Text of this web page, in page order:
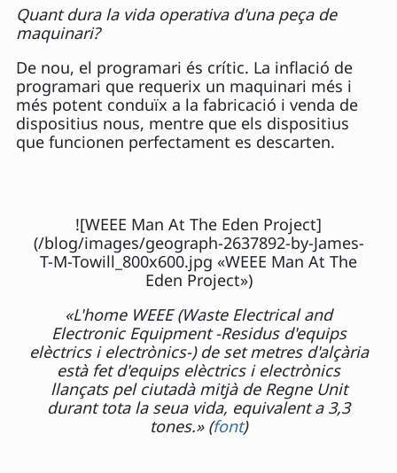
Quant dura la vida operativa d'una peça de
maquinari?
De nou, el programari és crític. La inflació de
programari que requerix un maquinari més i
més potent conduïx a la fabricació i venda de
dispositius nous, mentre que els dispositius
que funcionen perfectament es descarten.
![WEEE Man At The Eden Project]
(/blog/images/geograph-2637892-by-James-
T-M-Towill_800x600.jpg «WEEE Man At The
Eden Project»)
«L'home WEEE (Waste Electrical and
Electronic Equipment -Residus d'equips
elèctrics i electrònics-) de set metres d'alçària
està fet d'equips elèctrics i electrònics
llançats pel ciutadà mitjà de Regne Unit
durant tota la seua vida, equivalent a 3,3
tones.» (font)